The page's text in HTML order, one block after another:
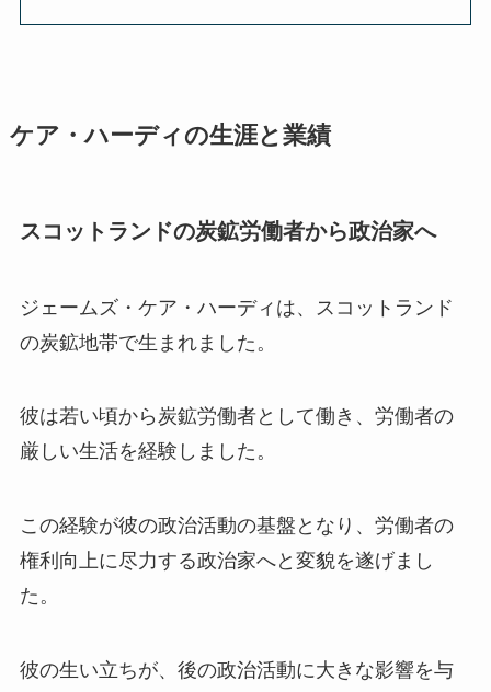
ケア・ハーディの生涯と業績
スコットランドの炭鉱労働者から政治家へ
ジェームズ・ケア・ハーディは、スコットランド
の炭鉱地帯で生まれました。
彼は若い頃から炭鉱労働者として働き、労働者の
厳しい生活を経験しました。
この経験が彼の政治活動の基盤となり、労働者の
権利向上に尽力する政治家へと変貌を遂げまし
た。
彼の生い立ちが、後の政治活動に大きな影響を与